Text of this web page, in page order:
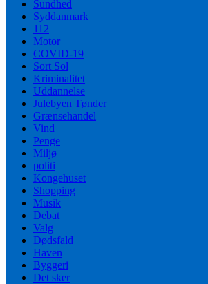
Sundhed
Syddanmark
112
Motor
COVID-19
Sort Sol
Kriminalitet
Uddannelse
Julebyen Tønder
Grænsehandel
Vind
Penge
Miljø
politi
Kongehuset
Shopping
Musik
Debat
Valg
Dødsfald
Haven
Byggeri
Det sker